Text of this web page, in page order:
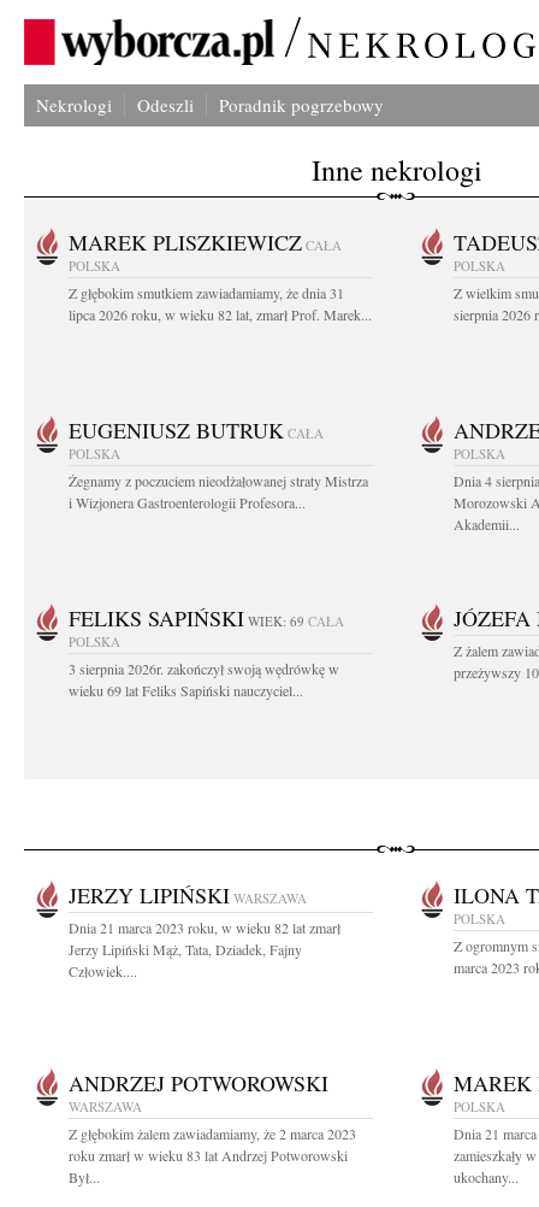
Nekrologi Odeszli Poradnik pogrzebowy
Inne nekrologi
MAREK PLISZKIEWICZ CAŁA
POLSKA
Z głębokim smutkiem zawiadamiamy, że dnia 31
lipca 2026 roku, w wieku 82 lat, zmarł Prof. Marek...
POLSKA
Z wielkim
sierpnia 2026
EUGENIUSZ BUTRUK CAŁA
POLSKA
Żegnamy z poczuciem nieodżałowanej straty Mistrza
i Wizjonera Gastroenterologii Profesora...
POLSKA
Dnia 4
Morozowski
Akademii...
FELIKS SAPIŃSKI WIEK: 69 CAŁA
POLSKA
3 sierpnia 2026r. zakończył swoją wędrówkę w
wieku 69 lat Feliks Sapiński nauczyciel...
Z żalem
przeżywszy
JERZY LIPIŃSKI WARSZAWA
Dnia 21 marca 2023 roku, w wieku 82 lat zmarł
Jerzy Lipiński Mąż, Tata, Dziadek, Fajny
Człowiek....
ILONA
POLSKA
Z ogromnym
marca 2023
ANDRZEJ POTWOROWSKI
WARSZAWA
Z głębokim żalem zawiadamiamy, że 2 marca 2023
roku zmarł w wieku 83 lat Andrzej Potworowski
Był...
MAREK
POLSKA
Dnia 21
zamieszkały
ukochany...